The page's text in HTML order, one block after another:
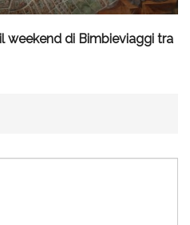
weekend di Bimbieviaggi tra